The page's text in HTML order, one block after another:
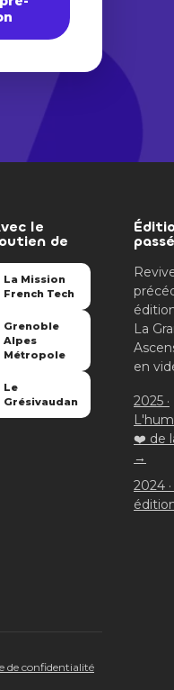
le
de
La Mission
French Tech
Grenoble
Alpes
Métropole
Le
Grésivaudan
La
en
2025 ·
❤️ de
→
2024
de confidentialité